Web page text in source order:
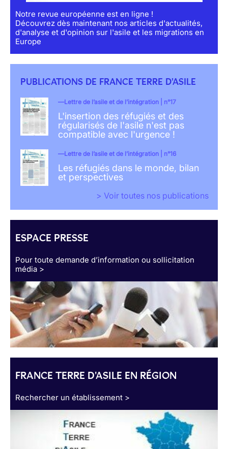
Notre revue européenne est en ligne !
Découvrez dès maintenant nos articles d'actualités,
d'analyse et d'opinion sur l'asile et les migrations en
Europe
PUBLICATIONS DE FRANCE TERRE D'ASILE
Lettre de l’asile et de l’intégration | n°17
L'insertion des réfugiés et des
régularisés de l'asile n'est pas
compatible avec l'urgence !
Lettre de l’asile et de l’intégration | n°16
Les réfugiés dans le monde, bilan
et perspectives
> Voir toutes nos publications
ESPACE PRESSE
Pour toute demande d’information ou sollicitation
média >
FRANCE TERRE D'ASILE EN RÉGION
Rechercher un établissement >